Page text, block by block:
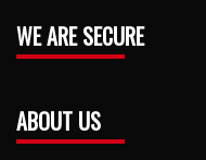
WE ARE SECURE
ABOUT US